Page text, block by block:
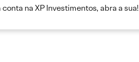
na XP Investimentos, abra a sua!